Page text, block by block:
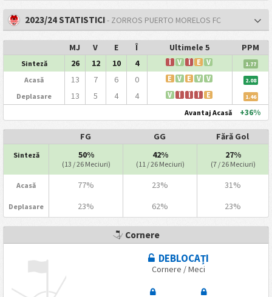
2023/24 STATISTICI- ZORROS PUERTO MORELOS FC
MJ V E Î Ultimele 5 PPM
Sinteză 26 12 10 4 Î V Î E V 1.77
Acasă 13 7 6 0 E V E V V 2.08
Deplasare 13 5 4 4 V Î Î Î E 1.46
Avantaj Acasă +36%
FG GG Fără Gol
Sinteză 50%
(13 / 26 Meciuri)
42%
(11 / 26 Meciuri)
27%
(7 / 26 Meciuri)
Acasă 77% 23% 31%
Deplasare 23% 62% 23%
Cornere
DEBLOCAȚI
Cornere / Meci